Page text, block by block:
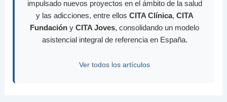
impulsado nuevos proyectos en el ámbito de la salud
y las adicciones, entre ellos CITA Clínica, CITA
Fundación y CITA Joves, consolidando un modelo
asistencial integral de referencia en España.
Ver todos los artículos